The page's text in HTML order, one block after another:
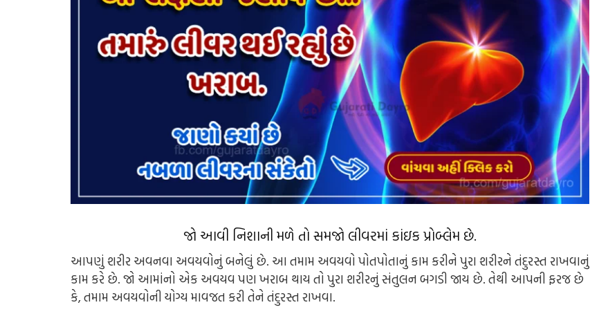
જો આવી નિશાની મળે તો સમજો લીવરમાં કાંઇક પ્રોબ્લેમ છે.
આપણું શરીર અવનવા અવયવોનું બનેલું છે. આ તમામ અવયવો પોતપોતાનું કામ કરીને પુરા શરીરને તંદુરસ્ત રાખવાનું
કામ કરે છે. જો આમાંનો એક અવયવ પણ ખરાબ થાય તો પુરા શરીરનું સંતુલન બગડી જાય છે. તેથી આપની ફરજ છે
કે, તમામ અવયવોની યોગ્ય માવજત કરી તેને તંદુરસ્ત રાખવા.